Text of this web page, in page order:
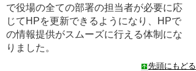
で役場の全ての部署の担当者が必要に応
じてHPを更新できるようになり、HPで
の情報提供がスムーズに行える体制にな
りました。
先頭にもどる